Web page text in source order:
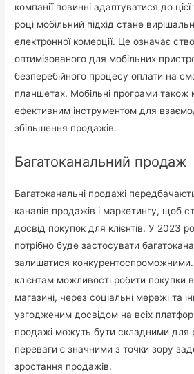
компанії повинні адаптуватися до
році мобільний підхід стане
електронної комерції. Це означає
оптимізованого для мобільних
безперебійного процесу оплати на
планшетах. Мобільні програми також
ефективним інструментом для
збільшення продажів.
Багатоканальний продаж
Багатоканальні продажі
каналів продажів і маркетингу, щоб
досвід покупок для клієнтів. У 2023
потрібно буде застосувати
залишатися
клієнтам можливості робити покупки в
магазині, через соціальні мережі та
узгодженим досвідом на всіх
продажі можуть бути складними для
переваги є значними з точки зору
зростання продажів.